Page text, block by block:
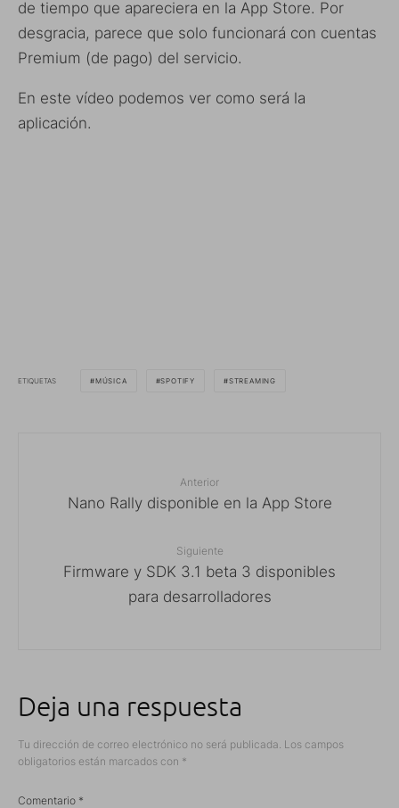
de tiempo que apareciera en la App Store. Por
desgracia, parece que solo funcionará con cuentas
Premium (de pago) del servicio.
En este vídeo podemos ver como será la
aplicación.
ETIQUETAS MÚSICA SPOTIFY STREAMING
Anterior
Nano Rally disponible en la App Store
Siguiente
Firmware y SDK 3.1 beta 3 disponibles
para desarrolladores
Deja una respuesta
Tu dirección de correo electrónico no será publicada. Los campos
obligatorios están marcados con *
Comentario *